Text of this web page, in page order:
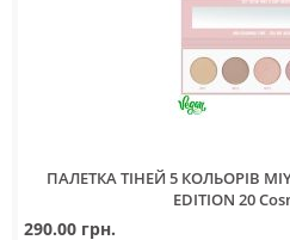
ПАЛЕТКА ТIНЕЙ 5 КОЛЬОРIВ
EDITION 20
290.00 грн.